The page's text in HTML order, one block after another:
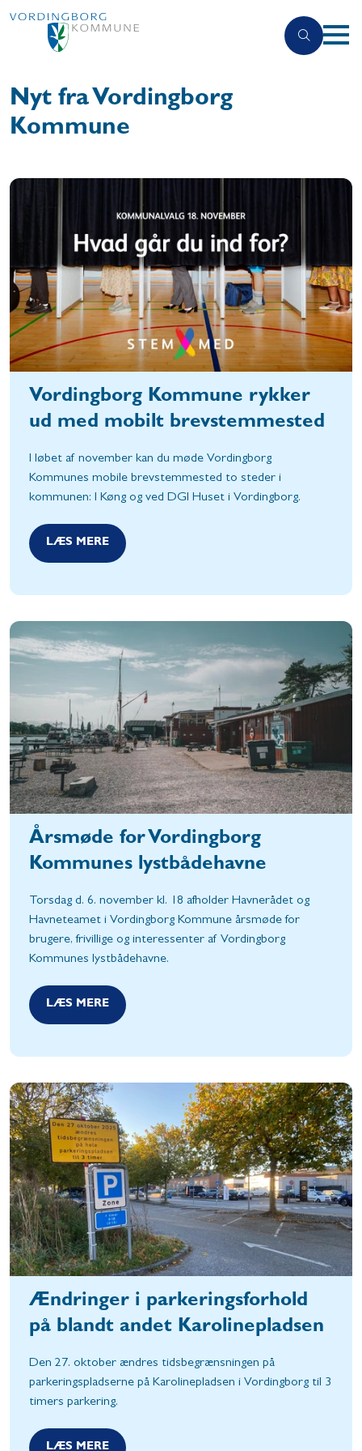
Nyt fra Vordingborg
Kommune
Vordingborg Kommune rykker
ud med mobilt brevstemmested
I løbet af november kan du møde Vordingborg
Kommunes mobile brevstemmested to steder i
kommunen: I Køng og ved DGI Huset i Vordingborg.
LÆS MERE
Årsmøde for Vordingborg
Kommunes lystbådehavne
Torsdag d. 6. november kl. 18 afholder Havnerådet og
Havneteamet i Vordingborg Kommune årsmøde for
brugere, frivillige og interessenter af Vordingborg
Kommunes lystbådehavne.
LÆS MERE
Ændringer i parkeringsforhold
på blandt andet Karolinepladsen
Den 27. oktober ændres tidsbegrænsningen på
parkeringspladserne på Karolinepladsen i Vordingborg til 3
timers parkering.
LÆS MERE